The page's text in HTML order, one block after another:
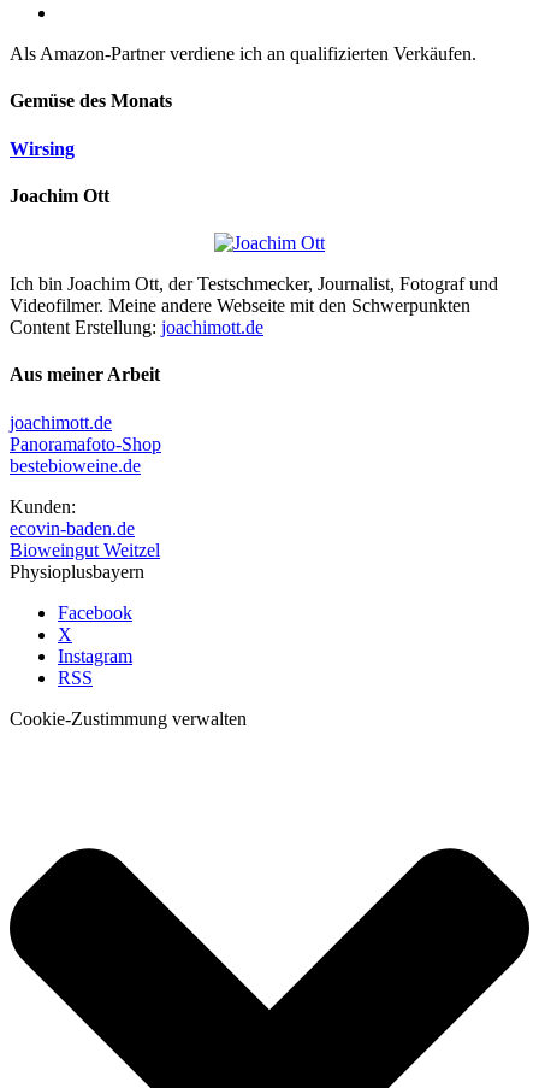
Als Amazon-Partner verdiene ich an qualifizierten Verkäufen.
Gemüse des Monats
Wirsing
Joachim Ott
Ich bin Joachim Ott, der Testschmecker, Journalist, Fotograf und
Videofilmer. Meine andere Webseite mit den Schwerpunkten
Content Erstellung: joachimott.de
Aus meiner Arbeit
joachimott.de
Panoramafoto-Shop
bestebioweine.de
Kunden:
ecovin-baden.de
Bioweingut Weitzel
Physioplusbayern
Facebook
X
Instagram
RSS
Cookie-Zustimmung verwalten